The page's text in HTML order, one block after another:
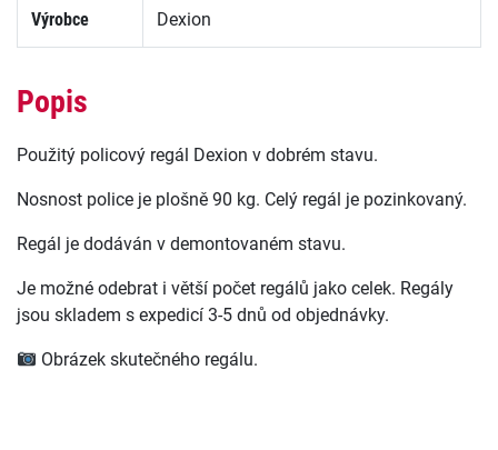
Výrobce Dexion
Popis
Použitý policový regál Dexion v dobrém stavu.
Nosnost police je plošně 90 kg. Celý regál je pozinkovaný.
Regál je dodáván v demontovaném stavu.
Je možné odebrat i větší počet regálů jako celek. Regály
jsou skladem s expedicí 3-5 dnů od objednávky.
Obrázek skutečného regálu.